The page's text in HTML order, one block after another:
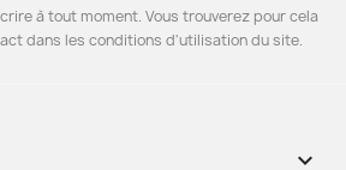
à tout moment. Vous trouverez pour cela
dans les conditions d'utilisation du site.
